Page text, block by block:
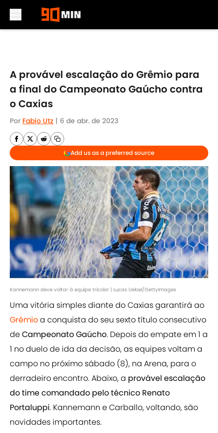
A provável escalação do Grêmio para
a final do Campeonato Gaúcho contra
o Caxias
Por Fabio Utz | 6 de abr. de 2023
Add us as a preferred source
Kannemann deve voltar à equipe tricolor | Lucas Uebel/GettyImages
Uma vitória simples diante do Caxias garantirá ao
Grêmioa conquista do seu sexto título consecutivo
deCampeonato Gaúcho. Depois do empate em 1 a
1 no duelo de ida da decisão, as equipes voltam a
campo no próximo sábado (8), na Arena, para o
derradeiro encontro. Abaixo, a provável escalação
do time comandado pelo técnico Renato
Portaluppi. Kannemann e Carballo, voltando, são
novidades importantes.